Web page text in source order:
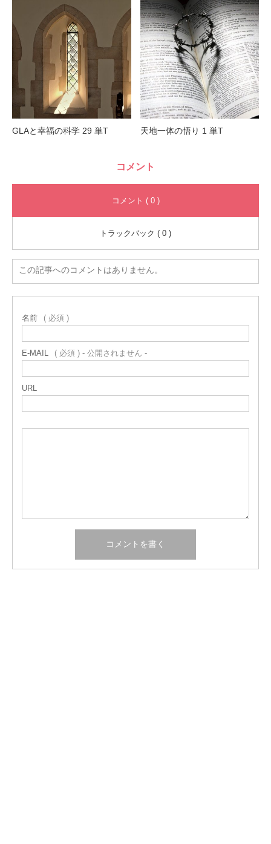
GLAと幸福の科学 29 単T 天地一体の悟り 1 単T
コメント
コメント ( 0 )
トラックバック ( 0 )
この記事へのコメントはありません。
名前 ( 必須 )
E-MAIL ( 必須 ) - 公開されません -
URL